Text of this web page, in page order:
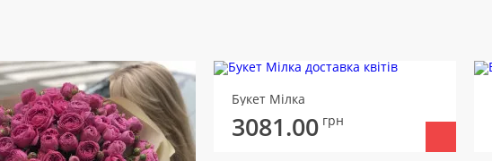
Букет Мілка
3081.00 грн